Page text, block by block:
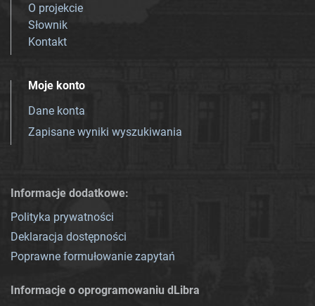
O projekcie
Słownik
Kontakt
Moje konto
Dane konta
Zapisane wyniki wyszukiwania
Informacje dodatkowe:
Polityka prywatności
Deklaracja dostępności
Poprawne formułowanie zapytań
Informacje o oprogramowaniu dLibra